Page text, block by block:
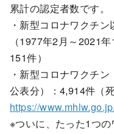
累計の認定者数です。
・新型コロナワクチ
（1977年2月～2021
151件）
・新型コロナワクチ
公表分）：4,914件（
https://
※ついに、たった1つ